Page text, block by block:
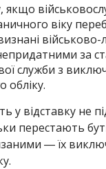
якщо
віку
за
служби з
обліку.
у відставку не
перестають
― їх